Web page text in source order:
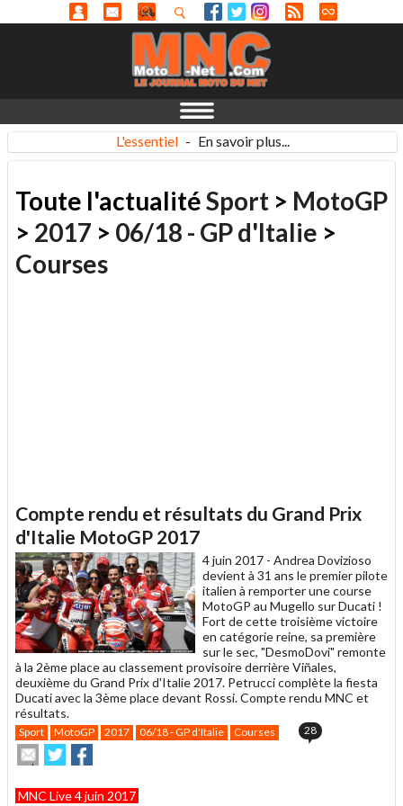
L'essentiel - En savoir plus...
Toute l'actualitéSport > MotoGP
> 2017 > 06/18 - GP d'Italie >
Courses
Compte rendu et résultats du Grand Prix
d'Italie MotoGP 2017
4 juin 2017 - Andrea Dovizioso
devient à 31 ans le premier pilote
italien à remporter une course
MotoGP au Mugello sur Ducati !
Fort de cette troisième victoire
en catégorie reine, sa première
sur le sec, "DesmoDovi" remonte
à la 2ème place au classement provisoire derrière Viñales,
deuxième du Grand Prix d'Italie 2017. Petrucci complète la fiesta
Ducati avec la 3ème place devant Rossi. Compte rendu MNC et
résultats.
Sport MotoGP 2017 06/18 - GP d'Italie Courses 28
Envoyer
cet
à
Partager
sur
sur
MNC Live 4 juin 2017